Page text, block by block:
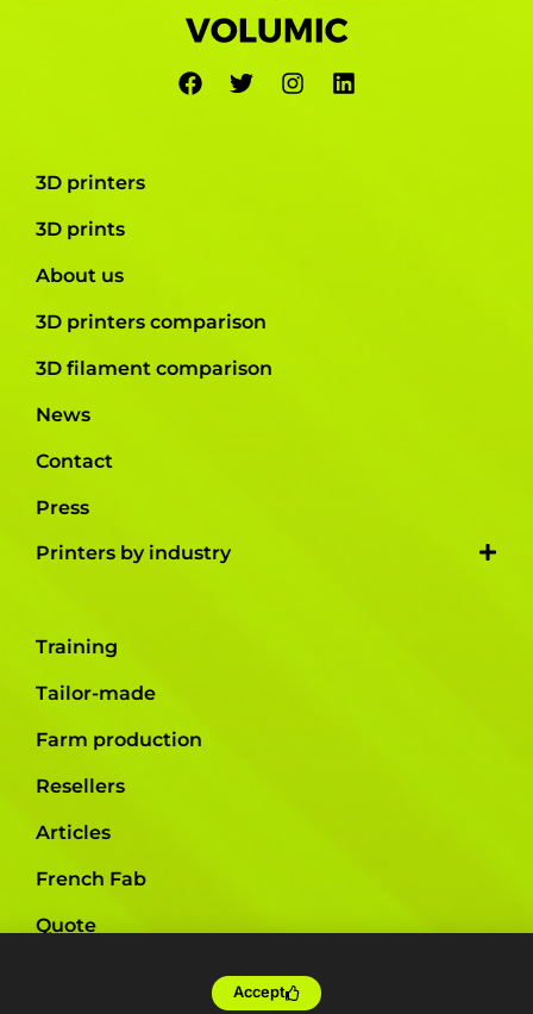
3D printers
3D prints
About us
3D printers comparison
3D filament comparison
News
Contact
Press
Printers by industry
Training
Tailor-made
Farm production
Resellers
Articles
French Fab
Quote
Accept